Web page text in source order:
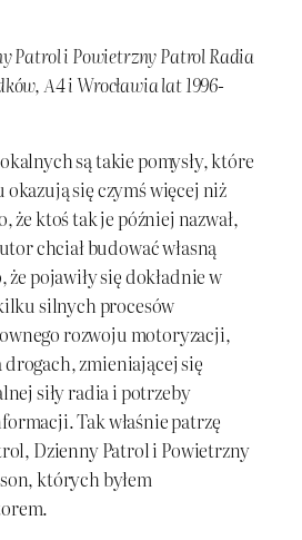
Patrol i Powietrzny Patrol Radia
A4 i Wrocławia lat 1996-
są takie pomysły, które
okazują się czymś więcej niż
że ktoś tak je później nazwał,
chciał budować własną
pojawiły się dokładnie w
silnych procesów
rozwoju motoryzacji,
zmieniającej się
siły radia i potrzeby
Tak właśnie patrzę
Dzienny Patrol i Powietrzny
których byłem